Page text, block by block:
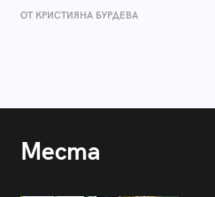
ОТ КРИСТИЯНА БУРДЕВА
Места